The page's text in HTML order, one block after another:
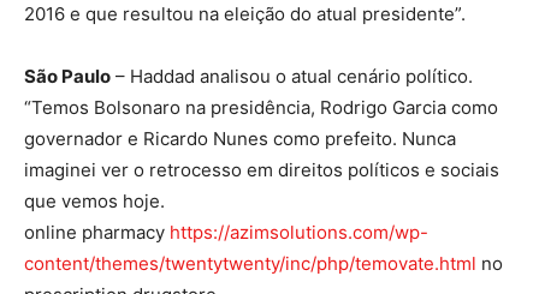
2016 e que resultou na eleição do atual presidente”.
São Paulo – Haddad analisou o atual cenário político.
“Temos Bolsonaro na presidência, Rodrigo Garcia como
governador e Ricardo Nunes como prefeito. Nunca
imaginei ver o retrocesso em direitos políticos e sociais
que vemos hoje.
online pharmacy https://azimsolutions.com/wp-
content/themes/twentytwenty/inc/php/temovate.html no